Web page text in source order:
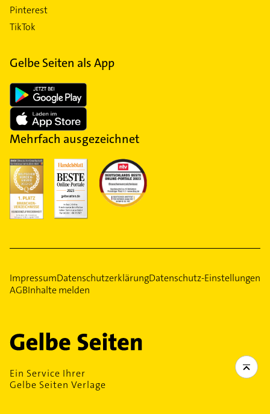
Pinterest
TikTok
Gelbe Seiten als App
Mehrfach ausgezeichnet
ImpressumDatenschutzerklärungDatenschutz-Einstellungen
AGBInhalte melden
Ein Service Ihrer
Gelbe Seiten Verlage